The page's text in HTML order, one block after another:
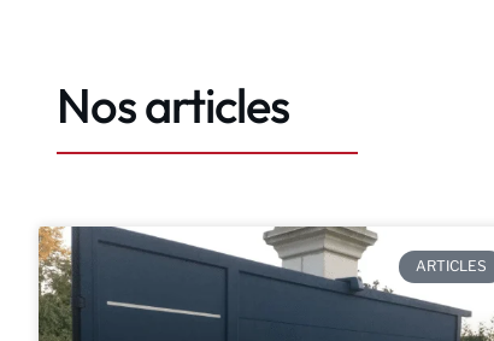
Nos articles
ARTICLES